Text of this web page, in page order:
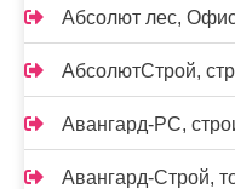
Абсолют лес,
АбсолютСтрой,
Авангард-РС,
Авангард-Строй,